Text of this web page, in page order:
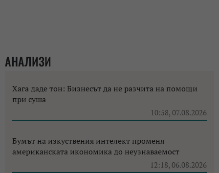
АНАЛИЗИ
Хага даде тон: Бизнесът да не разчита на помощи
при суша
10:58, 07.08.2026
Бумът на изкуствения интелект променя
американската икономика до неузнаваемост
12:18, 06.08.2026